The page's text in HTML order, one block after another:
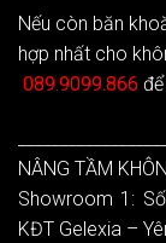
Nếu còn băn
hợp nhất cho
089.9099.866
NÂNG TẦM
Showroom 1:
KĐT Gelexia –